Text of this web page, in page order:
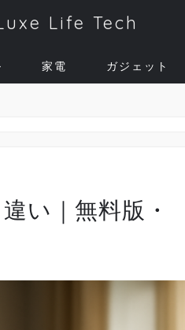
Life Tech
家電 ガジェット
い｜無料版・